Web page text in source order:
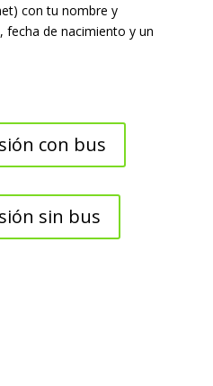
con tu nombre y
fecha de nacimiento y un
con bus
sin bus